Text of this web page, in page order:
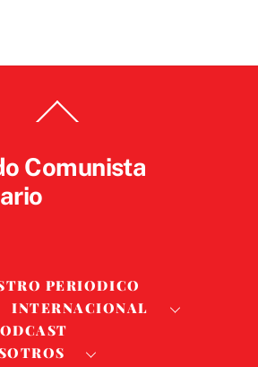
To
Comunista
PERIODICO
INTERNACIONAL